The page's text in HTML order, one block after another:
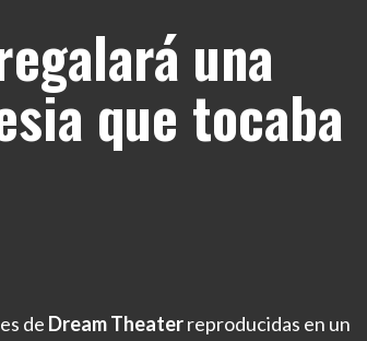
una
que tocaba
de Dream Theaterreproducidas en un